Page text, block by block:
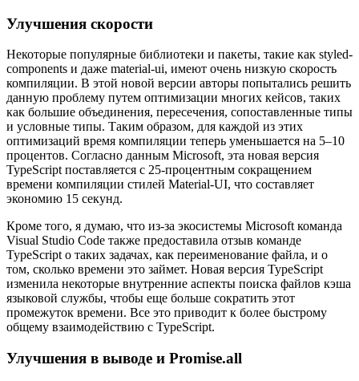
Улучшения скорости
Некоторые популярные библиотеки и пакеты, такие как styled-
components и даже material-ui, имеют очень низкую скорость
компиляции. В этой новой версии авторы попытались решить
данную проблему путем оптимизации многих кейсов, таких
как большие объединения, пересечения, сопоставленные типы
и условные типы. Таким образом, для каждой из этих
оптимизаций время компиляции теперь уменьшается на 5–10
процентов. Согласно данным Microsoft, эта новая версия
TypeScript поставляется с 25-процентным сокращением
времени компиляции стилей Material-UI, что составляет
экономию 15 секунд.
Кроме того, я думаю, что из-за экосистемы Microsoft команда
Visual Studio Code также предоставила отзыв команде
TypeScript о таких задачах, как переименование файла, и о
том, сколько времени это займет. Новая версия TypeScript
изменила некоторые внутренние аспекты поиска файлов кэша
языковой службы, чтобы еще больше сократить этот
промежуток времени. Все это приводит к более быстрому
общему взаимодействию с TypeScript.
Улучшения в выводе и Promise.all